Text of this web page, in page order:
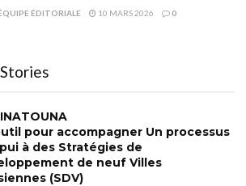
ÉDITORIALE 10 MARS 2026 0
pour accompagner Un processus
à des Stratégies de
de neuf Villes
(SDV)